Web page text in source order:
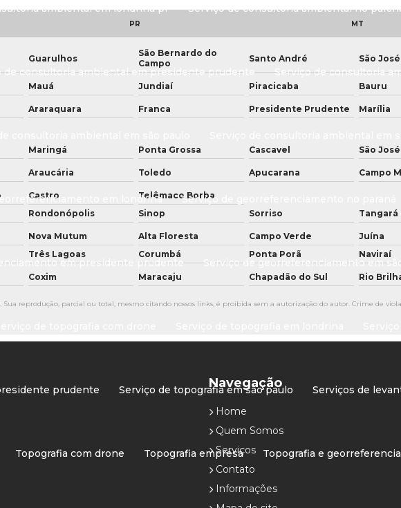
ambiental em londrina pr Serviço de consultoria ambiental no
de consultoria ambiental em presidente prudente Serviço de consultoria
em londrina Serviço de georreferenciamento no paraná
em presidente prudente Serviço de georreferenciamento em
prudente Serviço de topografia em são paulo Serviços de
Topografia com drone Topografia empresa Topografia e
PR MT
Guarulhos
São Bernardo do
Campo
Santo André São
Mauá Jundiaí Piracicaba Bauru
Araraquara Franca Presidente Prudente Marília
Maringá Ponta Grossa Cascavel São
Araucária Toledo Apucarana Campo
Castro
Telêmaco Borba
Rondonópolis Sinop Sorriso Tangará
Nova Mutum Alta Floresta Campo Verde Juína
Três Lagoas Corumbá Ponta Porã Naviraí
Coxim Maracaju Chapadão do Sul Rio
reprodução, parcial ou total, mesmo citando nossos links, é proibida sem a autorização do autor. Crime de
Navegação
Home
Quem Somos
Serviços
Contato
Informações